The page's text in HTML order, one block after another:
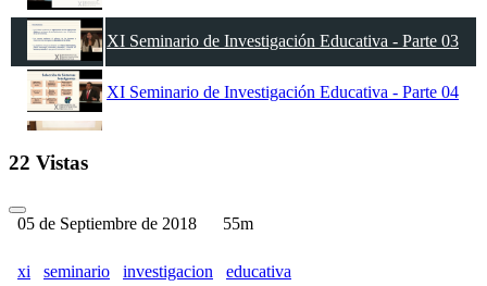
XI Seminario de Investigación Educativa - Parte 03
XI Seminario de Investigación Educativa - Parte 04
22 Vistas
05 de Septiembre de 2018 55m
xi seminario investigacion educativa